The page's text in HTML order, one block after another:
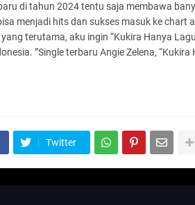
di tahun 2024 tentu saja membawa
menjadi hits dan sukses masuk ke
terutama, aku ingin “Kukira Hanya
”Single terbaru Angie Zelena,
Twitter